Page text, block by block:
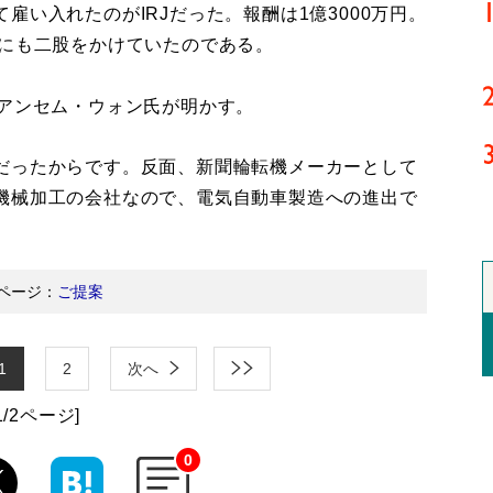
い入れたのがIRJだった。報酬は1億3000万円。
二股をかけていたのである。
セム・ウォン氏が明かす。
たからです。反面、新聞輪転機メーカーとして
加工の会社なので、電気自動車製造への進出で
ージ： ご提案
2 次へ
2ページ]
0